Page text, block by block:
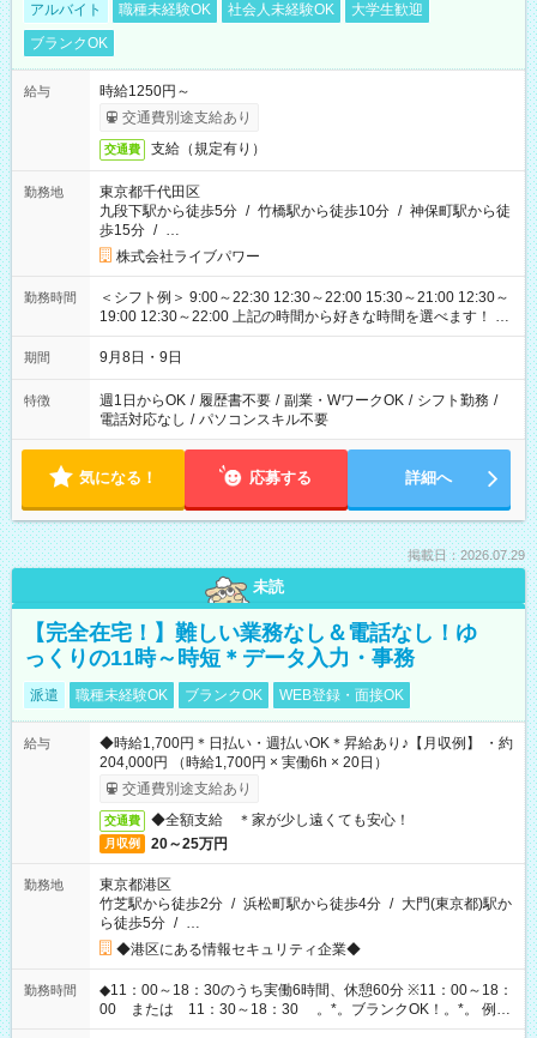
アルバイト 職種未経験OK 社会人未経験OK
大学生歓迎
ブランクOK
給与
時給1250円～
交通費別途支給あり
交通費 支給（規定有り）
勤務地
東京都千代田区
九段下駅から徒歩5分 / 竹橋駅から徒歩10分 / 神保町駅から徒
歩15分 / …
株式会社ライブパワー
勤務時間
＜シフト例＞ 9:00～22:30 12:30～22:00 15:30～21:00 12:30～
19:00 12:30～22:00 上記の時間から好きな時間を選べます！ ※
時間は変更となる可能性があります
期間 9月8日・9日
特徴 週1日からOK / 履歴書不要 / 副業・WワークOK / シフト勤務 /
電話対応なし / パソコンスキル不要
気になる！ 応募する 詳細へ
掲載日：2026.07.29
未読
【完全在宅！】難しい業務なし＆電話なし！ゆ
っくりの11時～時短＊データ入力・事務
派遣 職種未経験OK ブランクOK WEB登録・面接OK
給与
◆時給1,700円＊日払い・週払いOK＊昇給あり♪【月収例】 ・約
204,000円 （時給1,700円 × 実働6h × 20日）
交通費別途支給あり
交通費 ◆全額支給 ＊家が少し遠くても安心！
月収例 20～25万円
勤務地
東京都港区
竹芝駅から徒歩2分 / 浜松町駅から徒歩4分 / 大門(東京都)駅か
ら徒歩5分 / …
◆港区にある情報セキュリティ企業◆
勤務時間
◆11：00～18：30のうち実働6時間、休憩60分 ※11：00～18：
00 または 11：30～18：30 。*。ブランクOK！。*。 例え
ば前職が、 在宅/財団法人/事務/コールセンター/受付/販売/カフェ